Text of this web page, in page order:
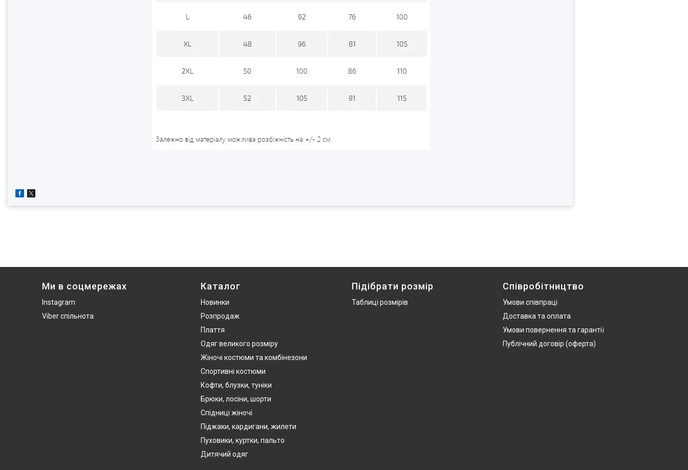
Ми в соцмережах
Instagram
Viber спільнота
Каталог
Новинки
Розпродаж
Плаття
Одяг великого розміру
Жіночі костюми та комбінезони
Спортивні костюми
Кофти, блузки, туніки
Брюки, лосіни, шорти
Спідниці жіночі
Піджаки, кардигани, жилети
Пуховики, куртки, пальто
Дитячий одяг
Підібрати розмір
Таблиці розмірів
Співробітництво
Умови співпраці
Доставка та оплата
Умови повернення та гарантії
Публічний договір (оферта)